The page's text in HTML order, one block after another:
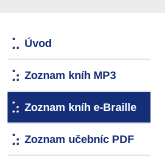
Úvod
Zoznam kníh MP3
Zoznam kníh e-Braille
Zoznam učebníc PDF